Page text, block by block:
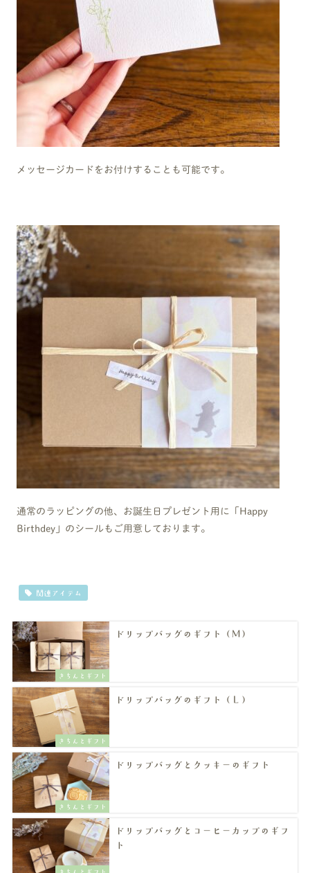
メッセージカードをお付けすることも可能です。
通常のラッピングの他、お誕生日プレゼント用に「Happy
Birthdey」のシールもご用意しております。
関連アイテム
きちんとギフト
ドリップバッグのギフト（Ｍ）
きちんとギフト
ドリップバッグのギフト（Ｌ）
きちんとギフト
ドリップバッグとクッキーのギフト
ドリップバッグとコーヒーカップのギフ
ト